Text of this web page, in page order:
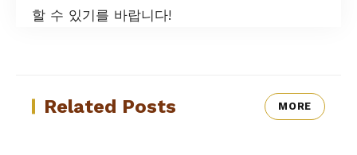
할 수 있기를 바랍니다!
Related Posts MORE